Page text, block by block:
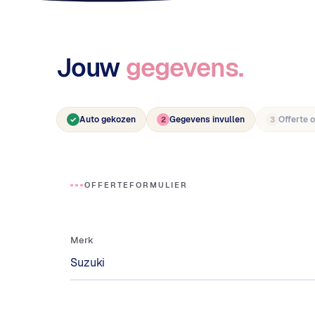
Jouwgegevens.
✓ Auto gekozen 2 Gegevens invullen 3 Offerte
OFFERTEFORMULIER
Merk